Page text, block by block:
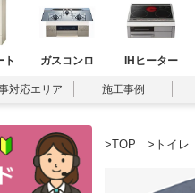
ト ガスコンロ IHヒーター
対応エリア 施工事例
>TOP > トイレ